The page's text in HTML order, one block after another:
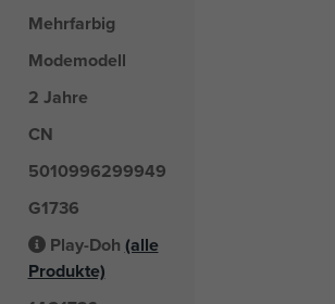
Mehrfarbig
Modemodell
2 Jahre
CN
5010996299949
G1736
Play-Doh (alle
Produkte)